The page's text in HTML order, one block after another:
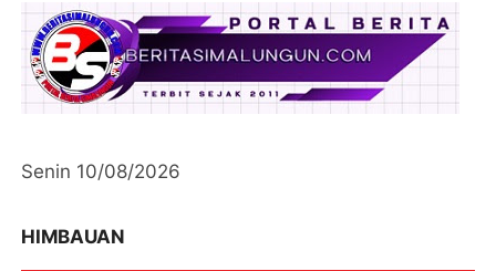
Senin 10/08/2026
HIMBAUAN